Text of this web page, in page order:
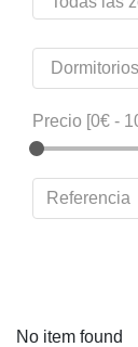
Precio [0€ -
No item found